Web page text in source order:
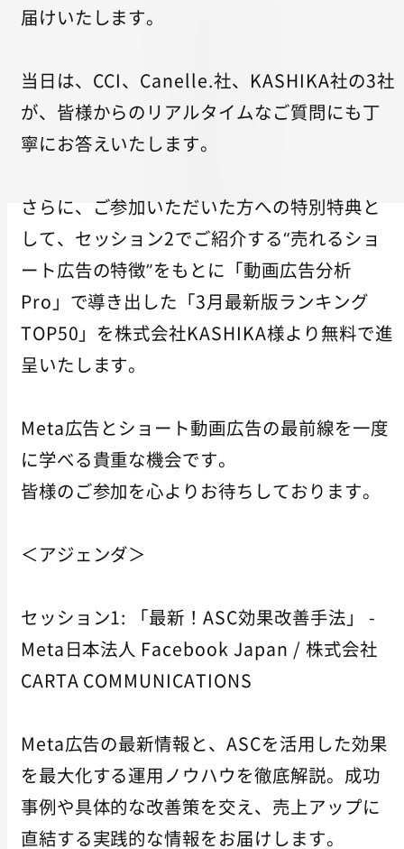
届けいたします。
当日は、CCI、Canelle.社、KASHIKA社の3社
が、皆様からのリアルタイムなご質問にも丁
寧にお答えいたします。
さらに、ご参加いただいた方への特別特典と
して、セッション2でご紹介する“売れるショ
ート広告の特徴”をもとに「動画広告分析
Pro」で導き出した「3月最新版ランキング
TOP50」を株式会社KASHIKA様より無料で進
呈いたします。
Meta広告とショート動画広告の最前線を一度
に学べる貴重な機会です。
皆様のご参加を心よりお待ちしております。
＜アジェンダ＞
セッション1: 「最新！ASC効果改善手法」 -
Meta日本法人 Facebook Japan / 株式会社
CARTA COMMUNICATIONS
Meta広告の最新情報と、ASCを活用した効果
を最大化する運用ノウハウを徹底解説。成功
事例や具体的な改善策を交え、売上アップに
直結する実践的な情報をお届けします。